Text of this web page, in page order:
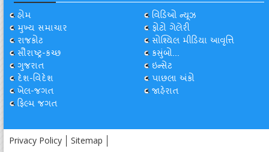
હોમ
મુખ્ય સમાચાર
રાજકોટ
સૌરાષ્ટ્ર-કચ્છ
ગુજરાત
દેશ-વિદેશ
ખેલ-જગત
ફિલ્મ જગત
વિડિઓ ન્યૂઝ
ફોટો ગેલેરી
સોશ્યિલ મીડિયા આવૃત્તિ
કસુંબો...
ઇન્સેટ
પાછલા અંકો
જાહેરાત
Privacy Policy Sitemap